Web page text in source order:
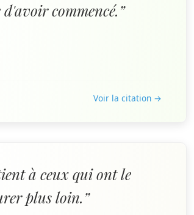
commencé.”
Voir la citation →
à ceux qui ont le
plus loin.”